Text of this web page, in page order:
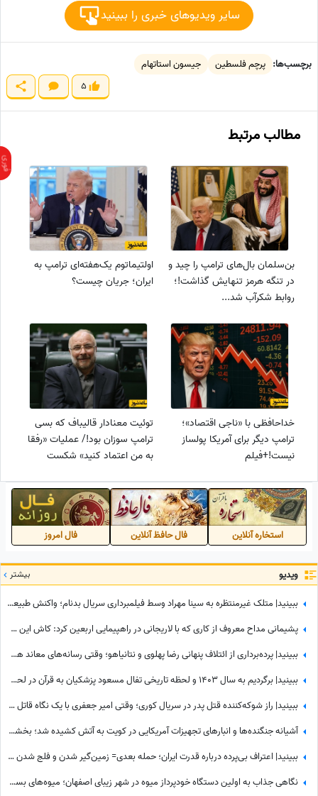
سایر ویدیوهای خبری را ببینید
برچسب‌ها: پرچم فلسطین
جیسون استاتهام
5
مطالب مرتبط
بن‌سلمان بال‌های ترامپ را چید و
در تنگه هرمز تنهایش گذاشت!؛
روابط شکرآب شد...
اولتیماتوم یک‌هفته‌ای ترامپ به
ایران؛ جریان چیست؟
خداحافظی با «ناجی اقتصاد»؛
ترامپ دیگر برای آمریکا پولساز
نیست!+فیلم
توئیت معنادار قالیباف که بسی
ترامپ سوزان بود!/ عملیات «رفقا
به من اعتماد کنید» شکست
استخاره آنلاین فال حافظ آنلاین فال امروز
ویدیو بیشتر
ببینید| متلک غیرمنتظره به سینا مهراد وسط فیلمبرداری سریال بدنام؛ واکنش طبیعی او همه را غافلگیر کرد
پشیمانی مداح معروف از کاری که با لاریجانی در راهپیمایی اربعین کرد: کاش این کار را نمی‌کردم
ببینید| پرده‌برداری از ائتلاف پنهانی رضا پهلوی و نتانیاهو؛ وقتی رسانه‌های معاند هم به بی‌عرضگی اپوزیسیون اعتراف می‌کنند!
ببینید| برگردیم به سال 1403 و لحظه تاریخی تفال مسعود پزشکیان به قرآن در لحظه ورود به ریاست جمهوری؛ نمایش آیات در حضور مخبر و پدر داماد رهبر شهید انقلاب
ببینید| راز شوکه‌کننده قتل پدر در سریال کوری؛ وقتی امیر جعفری با یک نگاه قاتل را گیر انداخت!
آشیانه جنگنده‌ها و انبارهای تجهیزات آمریکایی در کویت به آتش کشیده شد؛ بخشی از انتقام حمله به قشم تیک خورد!
ببینید| اعتراف بی‌پرده درباره قدرت ایران؛ حمله بعدی= زمین‌گیر شدن و فلج شدن ما!
نگاهی جذاب به اولین دستگاه خودپرداز میوه در شهر زیبای اصفهان؛ میوه‌های بسته بندی شده و خوش‌رنگ فقط با یه کارت کشیدن به دستتون میرسه+ویدیو/ عجب تکنولوژی باحالی😍